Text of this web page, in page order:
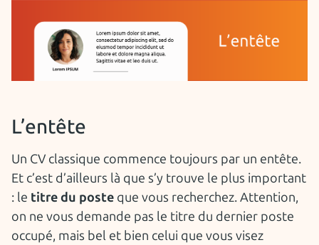
L’entête
Un CV classique commence toujours par un entête.
Et c’est d’ailleurs là que s’y trouve le plus important
: le titre du poste que vous recherchez. Attention,
on ne vous demande pas le titre du dernier poste
occupé, mais bel et bien celui que vous visez